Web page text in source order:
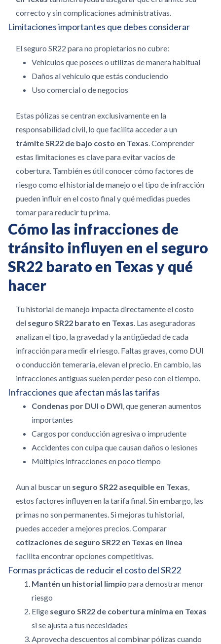
correcto y sin complicaciones administrativas.
Limitaciones importantes que debes considerar
El seguro SR22 para no propietarios no cubre:
Vehículos que posees o utilizas de manera habitual
Daños al vehículo que estás conduciendo
Uso comercial o de negocios
Estas pólizas se centran exclusivamente en la
responsabilidad civil, lo que facilita acceder a un
trámite SR22 de bajo costo en Texas. Comprender
estas limitaciones es clave para evitar vacíos de
cobertura. También es útil conocer cómo factores de
riesgo como el historial de manejo o el tipo de infracción
pueden influir en el costo final y qué medidas puedes
tomar para reducir tu prima.
Cómo las infracciones de
tránsito influyen en el seguro
SR22 barato en Texas y qué
hacer
Tu historial de manejo impacta directamente el costo
del seguro SR22 barato en Texas. Las aseguradoras
analizan el tipo, la gravedad y la antigüedad de cada
infracción para medir el riesgo. Faltas graves, como DUI
o conducción temeraria, elevan el precio. En cambio, las
infracciones antiguas suelen perder peso con el tiempo.
Infracciones que afectan más las tarifas
Condenas por DUI o DWI, que generan aumentos
importantes
Cargos por conducción agresiva o imprudente
Accidentes con culpa que causan daños o lesiones
Múltiples infracciones en poco tiempo
Aun al buscar un seguro SR22 asequible en Texas,
estos factores influyen en la tarifa final. Sin embargo, las
primas no son permanentes. Si mejoras tu historial,
puedes acceder a mejores precios. Comparar
cotizaciones de seguro SR22 en Texas en línea
facilita encontrar opciones competitivas.
Formas prácticas de reducir el costo del SR22
Mantén un historial limpio para demostrar menor
riesgo
Elige seguro SR22 de cobertura mínima en Texas
si se ajusta a tus necesidades
Aprovecha descuentos al combinar pólizas cuando